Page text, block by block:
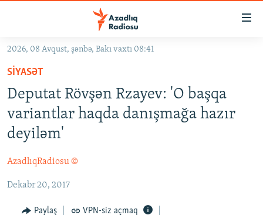
Əsas
qayıt
Əsas
naviqasiyaya
qayıt
Axtarışa
GÜNDƏM
KORRUPSIOMETR
#ƏSLINDƏ
QANUNI DOĞRU
ARAŞDIRMA
MULTIMEDIA
2026, 08 Avqust, şənbə, Bakı vaxtı 08:41
SIYASƏT
Deputat Rövşən Rzayev: 'O başqa
variantlar haqda danışmağa hazır
deyiləm'
AzadlıqRadiosu ©
Dekabr 20, 2017
Paylaş VPN-siz açmaq